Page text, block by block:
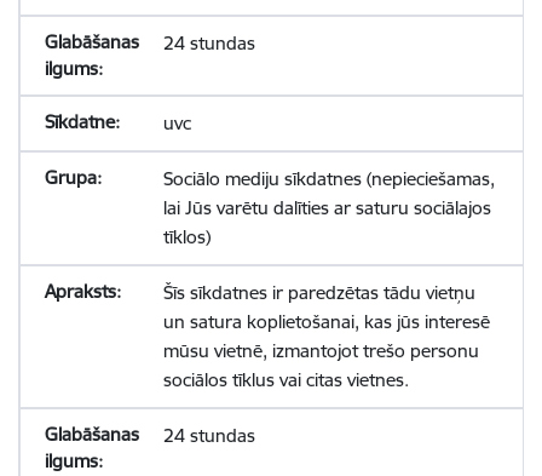
24 stundas
uvc
Sociālo mediju sīkdatnes (nepieciešamas,
lai Jūs varētu dalīties ar saturu sociālajos
tīklos)
Šīs sīkdatnes ir paredzētas tādu vietņu
un satura koplietošanai, kas jūs interesē
mūsu vietnē, izmantojot trešo personu
sociālos tīklus vai citas vietnes.
24 stundas